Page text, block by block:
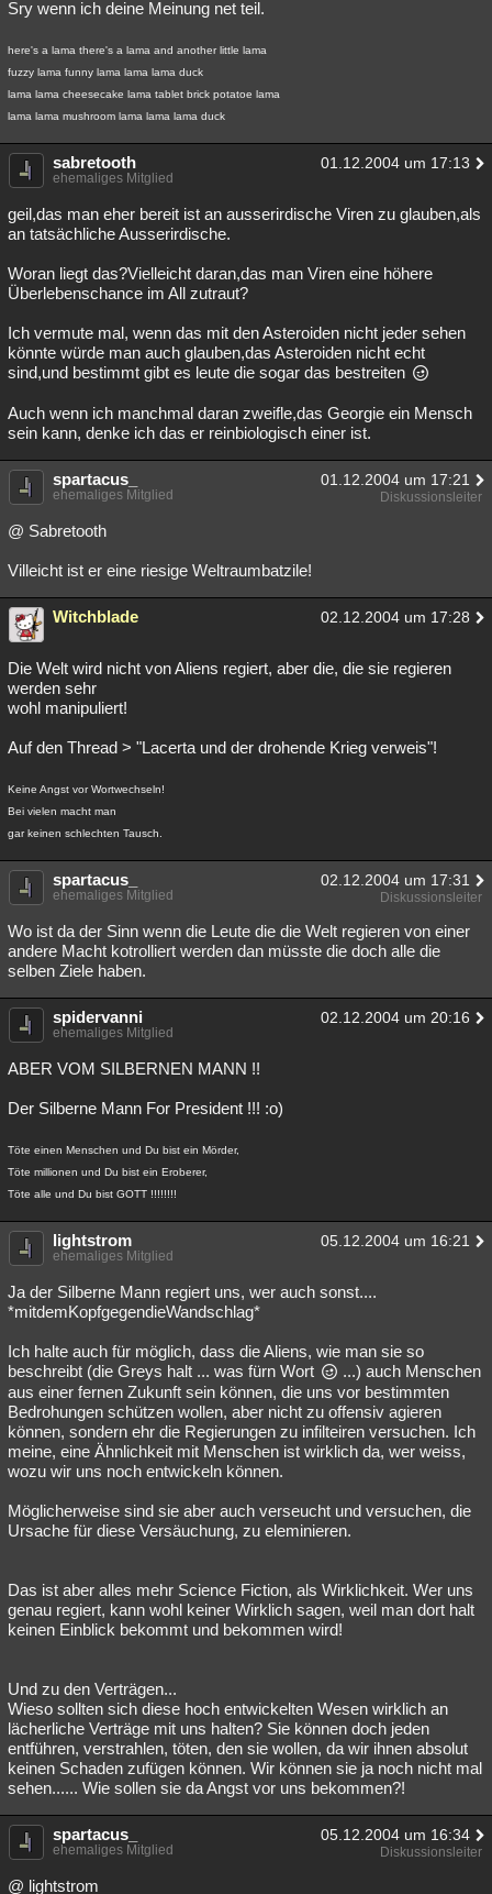
Sry wenn ich deine Meinung net teil.
here's a lama there's a lama and another little lama
fuzzy lama funny lama lama lama duck
lama lama cheesecake lama tablet brick potatoe lama
lama lama mushroom lama lama lama duck
sabretooth 01.12.2004 um 17:13
ehemaliges Mitglied
geil,das man eher bereit ist an ausserirdische Viren zu glauben,als
an tatsächliche Ausserirdische.
Woran liegt das?Vielleicht daran,das man Viren eine höhere
Überlebenschance im All zutraut?
Ich vermute mal, wenn das mit den Asteroiden nicht jeder sehen
könnte würde man auch glauben,das Asteroiden nicht echt
sind,und bestimmt gibt es leute die sogar das bestreiten
Auch wenn ich manchmal daran zweifle,das Georgie ein Mensch
sein kann, denke ich das er reinbiologisch einer ist.
spartacus_ 01.12.2004 um 17:21
ehemaliges Mitglied Diskussionsleiter
@ Sabretooth
Villeicht ist er eine riesige Weltraumbatzile!
Witchblade 02.12.2004 um 17:28
Die Welt wird nicht von Aliens regiert, aber die, die sie regieren
werden sehr
wohl manipuliert!
Auf den Thread > "Lacerta und der drohende Krieg verweis"!
Keine Angst vor Wortwechseln!
Bei vielen macht man
gar keinen schlechten Tausch.
spartacus_ 02.12.2004 um 17:31
ehemaliges Mitglied Diskussionsleiter
Wo ist da der Sinn wenn die Leute die die Welt regieren von einer
andere Macht kotrolliert werden dan müsste die doch alle die
selben Ziele haben.
spidervanni 02.12.2004 um 20:16
ehemaliges Mitglied
ABER VOM SILBERNEN MANN !!
Der Silberne Mann For President !!! :o)
Töte einen Menschen und Du bist ein Mörder,
Töte millionen und Du bist ein Eroberer,
Töte alle und Du bist GOTT !!!!!!!!
lightstrom 05.12.2004 um 16:21
ehemaliges Mitglied
Ja der Silberne Mann regiert uns, wer auch sonst....
*mitdemKopfgegendieWandschlag*
Ich halte auch für möglich, dass die Aliens, wie man sie so
beschreibt (die Greys halt ... was fürn Wort
...) auch Menschen
aus einer fernen Zukunft sein können, die uns vor bestimmten
Bedrohungen schützen wollen, aber nicht zu offensiv agieren
können, sondern ehr die Regierungen zu infilteiren versuchen. Ich
meine, eine Ähnlichkeit mit Menschen ist wirklich da, wer weiss,
wozu wir uns noch entwickeln können.
Möglicherweise sind sie aber auch verseucht und versuchen, die
Ursache für diese Versäuchung, zu eleminieren.
Das ist aber alles mehr Science Fiction, als Wirklichkeit. Wer uns
genau regiert, kann wohl keiner Wirklich sagen, weil man dort halt
keinen Einblick bekommt und bekommen wird!
Und zu den Verträgen...
Wieso sollten sich diese hoch entwickelten Wesen wirklich an
lächerliche Verträge mit uns halten? Sie können doch jeden
entführen, verstrahlen, töten, den sie wollen, da wir ihnen absolut
keinen Schaden zufügen können. Wir können sie ja noch nicht mal
sehen...... Wie sollen sie da Angst vor uns bekommen?!
spartacus_ 05.12.2004 um 16:34
ehemaliges Mitglied Diskussionsleiter
@ lightstrom